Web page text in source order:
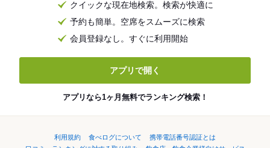
クイックな現在地検索。検索が快適に
予約も簡単。空席をスムーズに検索
会員登録なし。すぐに利用開始
アプリで開く
アプリなら1ヶ月無料でランキング検索！
利用規約 食べログについて
携帯電話番号認証とは